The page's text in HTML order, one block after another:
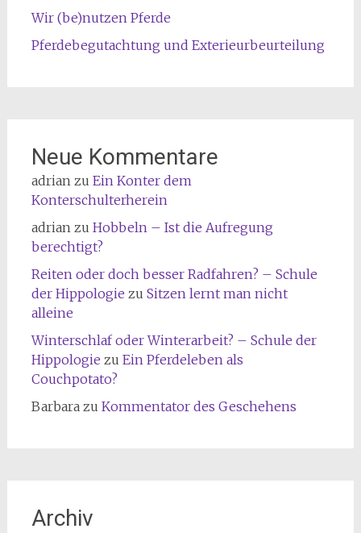
Wir (be)nutzen Pferde
Pferdebegutachtung und Exterieurbeurteilung
Neue Kommentare
adrianzu Ein Konter dem
Konterschulterherein
adrianzu Hobbeln – Ist die Aufregung
berechtigt?
Reiten oder doch besser Radfahren? – Schule
der Hippologie zu Sitzen lernt man nicht
alleine
Winterschlaf oder Winterarbeit? – Schule der
Hippologie zu Ein Pferdeleben als
Couchpotato?
Barbarazu Kommentator des Geschehens
Archiv